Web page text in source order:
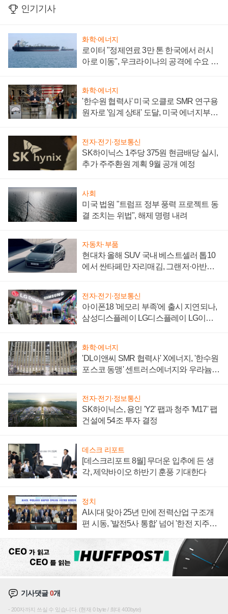
인기기사
화학·에너지
로이터 "정제연료 3만 톤 한국에서 러시
아로 이동", 우크라이나의 공격에 수요 늘
화학·에너지
'한수원 협력사' 미국 오클로 SMR 연구용
원자로 '임계 상태' 도달, 미국 에너지부
전자·전기·정보통신
SK하이닉스 1주당 375원 현금배당 실시,
추가 주주환원 계획 9월 공개 예정
사회
미국 법원 "트럼프 정부 풍력 프로젝트 동
결 조치는 위법", 해제 명령 내려
자동차·부품
현대차 올해 SUV 국내 베스트셀러 톱10
에서 싼타페만 자리매김, 그랜저·아반떼
전자·전기·정보통신
아이폰18 '메모리 부족'에 출시 지연되나,
삼성디스플레이 LG디스플레이 LG이노
화학·에너지
'DL이앤씨 SMR 협력사' X에너지, '한수원
포스코 동맹' 센트러스에너지와 우라늄
전자·전기·정보통신
SK하이닉스, 용인 'Y2' 팹과 청주 'M17' 팹
건설에 54조 투자 결정
데스크 리포트
[데스크리포트 8월] 무더운 입추에 든 생
각, 제약바이오 하반기 훈풍 기대한다
정치
AI시대 맞아 25년 만에 전력산업 구조개
편 시동, '발전5사 통합' 넘어 '한전 지주사'
기사댓글0개
200자까지 쓰실 수 있습니다. (현재 0 byte / 최대 400byte)